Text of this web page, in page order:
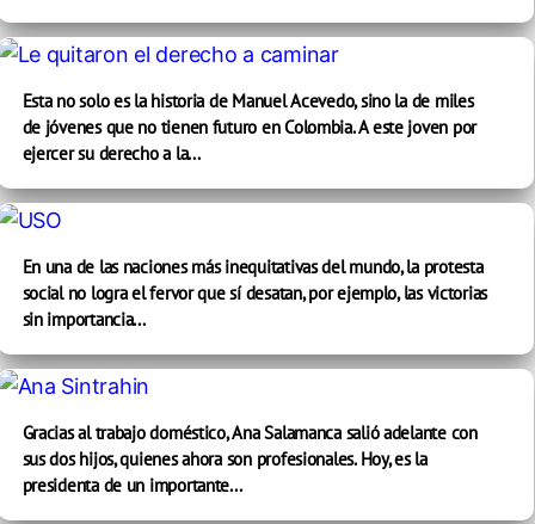
Esta no solo es la historia de Manuel Acevedo, sino la de miles
de jóvenes que no tienen futuro en Colombia. A este joven por
ejercer su derecho a la...
En una de las naciones más inequitativas del mundo, la protesta
social no logra el fervor que sí desatan, por ejemplo, las victorias
sin importancia...
Gracias al trabajo doméstico, Ana Salamanca salió adelante con
sus dos hijos, quienes ahora son profesionales. Hoy, es la
presidenta de un importante...